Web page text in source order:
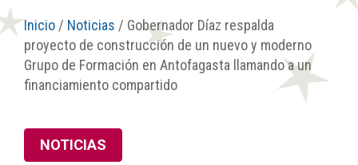
Inicio / Noticias / Gobernador Díaz respalda
proyecto de construcción de un nuevo y moderno
Grupo de Formación en Antofagasta llamando a un
financiamiento compartido
NOTICIAS